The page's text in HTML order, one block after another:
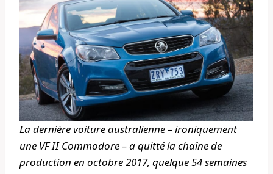
La dernière voiture australienne – ironiquement
une VF II Commodore – a quitté la chaîne de
production en octobre 2017, quelque 54 semaines